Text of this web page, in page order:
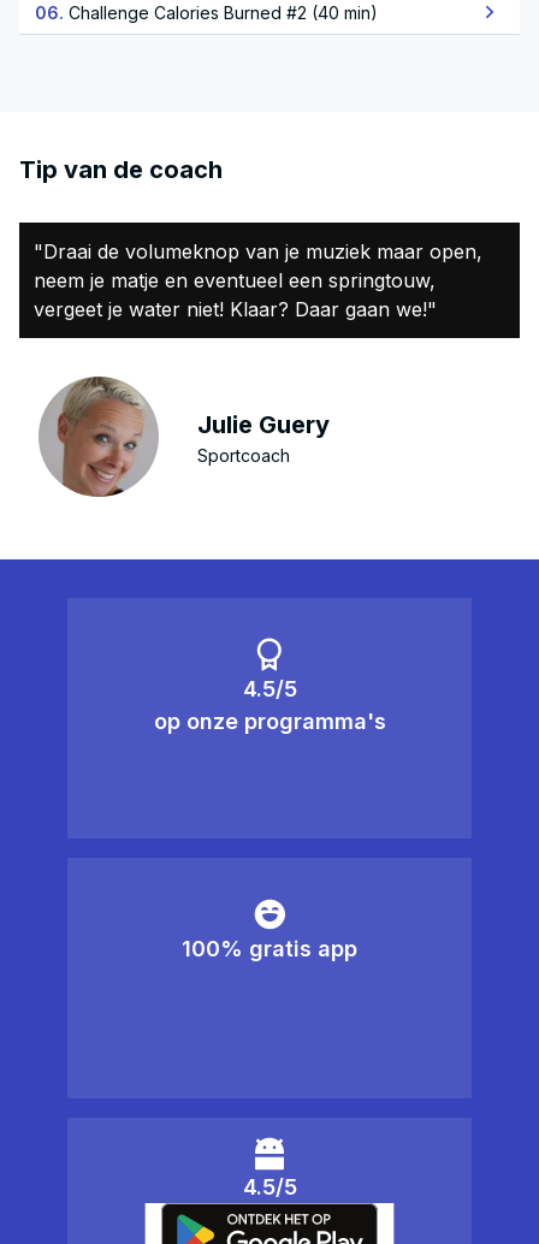
06. Challenge Calories Burned #2 (40 min)
Tip van de coach
"Draai de volumeknop van je muziek maar open,
neem je matje en eventueel een springtouw,
vergeet je water niet! Klaar? Daar gaan we!"
Julie Guery
Sportcoach
4.5/5
op onze programma's
100% gratis app
4.5/5